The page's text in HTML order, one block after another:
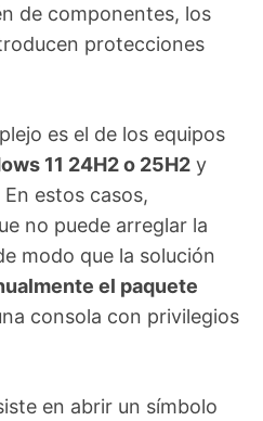
de componentes, los
protecciones
es el de los equipos
11 24H2 o 25H2 y
En estos casos,
no puede arreglar la
modo que la solución
el paquete
consola con privilegios
en abrir un símbolo